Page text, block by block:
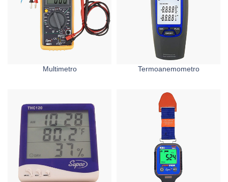
Multimetro Termoanemometro